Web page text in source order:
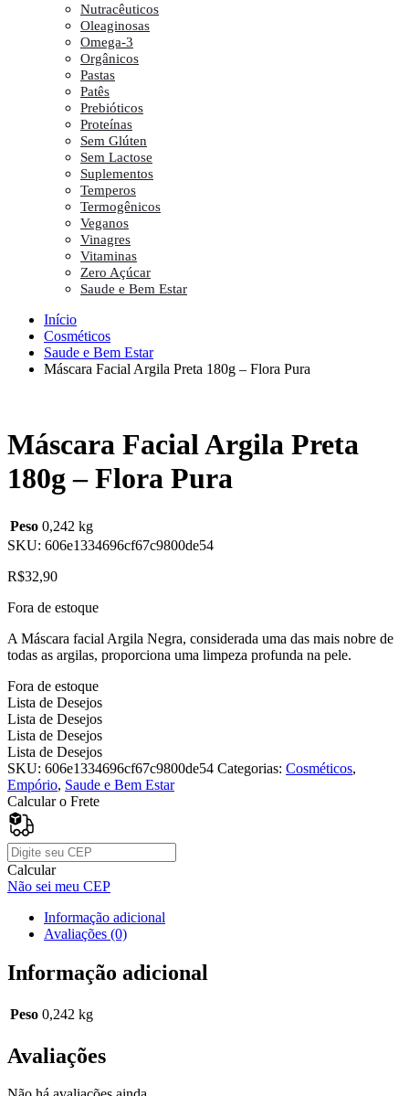
Nutracêuticos
Oleaginosas
Omega-3
Orgânicos
Pastas
Patês
Prebióticos
Proteínas
Sem Glúten
Sem Lactose
Suplementos
Temperos
Termogênicos
Veganos
Vinagres
Vitaminas
Zero Açúcar
Saude e Bem Estar
Início
Cosméticos
Saude e Bem Estar
Máscara Facial Argila Preta 180g – Flora Pura
Máscara Facial Argila Preta
180g – Flora Pura
Peso 0,242 kg
SKU: 606e1334696cf67c9800de54
R$32,90
Fora de estoque
A Máscara facial Argila Negra, considerada uma das mais nobre de
todas as argilas, proporciona uma limpeza profunda na pele.
Fora de estoque
Lista de Desejos
Lista de Desejos
Lista de Desejos
Lista de Desejos
SKU: 606e1334696cf67c9800de54 Categorias: Cosméticos,
Empório, Saude e Bem Estar
Calcular o Frete
Calcular
Não sei meu CEP
Informação adicional
Avaliações (0)
Informação adicional
Peso 0,242 kg
Avaliações